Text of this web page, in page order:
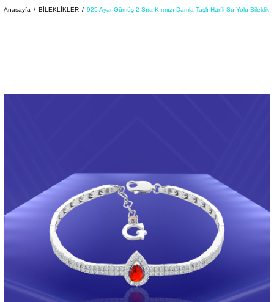
Anasayfa BİLEKLİKLER 925 Ayar Gümüş 2 Sıra Kırmızı Damla Taşlı Harfli Su Yolu Bileklik